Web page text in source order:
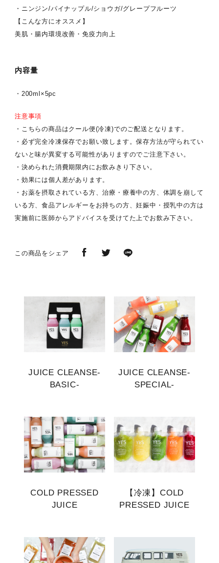
・ニンジン/パイナップル/ショウガ/グレープフルーツ
【こんな方にオススメ】
美肌・腸内環境改善・免疫力向上
内容量
・200ml×5pc
注意事項
・こちらの商品はクール便(冷凍)でのご配送となります。
・必ず完全冷凍保存でお願い致します。保存方法が守られてい
ないと味が異変する可能性がありますのでご注意下さい。
・決められた消費期限内にお飲みきり下さい。
・効果には個人差があります。
・お薬を摂取されている方、治療・療養中の方、体調を崩して
いる方、食品アレルギーをお持ちの方、妊娠中・授乳中の方は
実施前に医師からアドバイスを受けてた上でお飲み下さい。
この商品をシェア
JUICE CLEANSE-
BASIC-
JUICE CLEANSE-
SPECIAL-
COLD PRESSED
JUICE
【冷凍】COLD
PRESSED JUICE